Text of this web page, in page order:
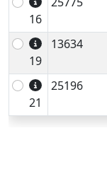
16
19
13634
21
25196